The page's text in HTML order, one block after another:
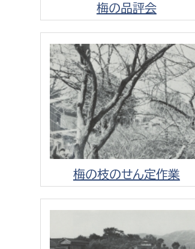
梅の品評会
梅の枝のせん定作業